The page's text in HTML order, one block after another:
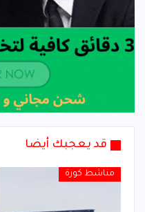
قد يعجبك أيضا
مناشط كورة